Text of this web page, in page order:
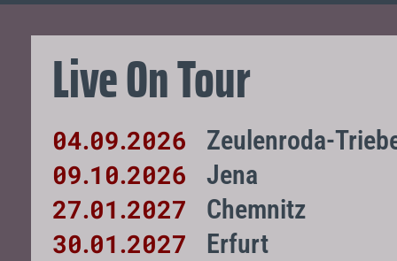
Live On Tour
04.09.2026 Zeulenroda-
09.10.2026 Jena
27.01.2027 Chemnitz
30.01.2027 Erfurt